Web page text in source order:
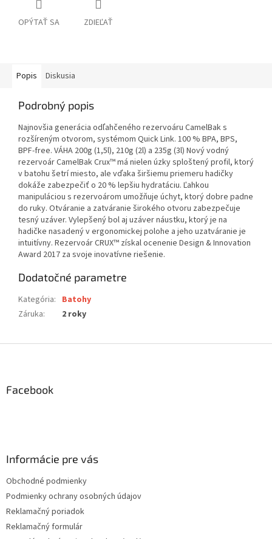
OPÝTAŤ SA ZDIEĽAŤ
Popis Diskusia
Podrobný popis
Najnovšia generácia odľahčeného rezervoáru CamelBak s
rozšíreným otvorom, systémom Quick Link. 100 % BPA, BPS,
BPF-free. VÁHA 200g (1,5l), 210g (2l) a 235g (3l) Nový vodný
rezervoár CamelBak Crux™ má nielen úzky sploštený profil, ktorý
v batohu šetrí miesto, ale vďaka širšiemu priemeru hadičky
dokáže zabezpečiť o 20 % lepšiu hydratáciu. Ľahkou
manipuláciou s rezervoárom umožňuje úchyt, ktorý dobre padne
do ruky. Otváranie a zatváranie širokého otvoru zabezpečuje
tesný uzáver. Vylepšený bol aj uzáver náustku, ktorý je na
hadičke nasadený v ergonomickej polohe a jeho uzatváranie je
intuitívny. Rezervoár CRUX™ získal ocenenie Design & Innovation
Award 2017 za svoje inovatívne riešenie.
Dodatočné parametre
Kategória: Batohy
Záruka: 2 roky
Facebook
Informácie pre vás
Obchodné podmienky
Podmienky ochrany osobných údajov
Reklamačný poriadok
Reklamačný formulár